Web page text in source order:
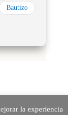
Bautizo
la experiencia